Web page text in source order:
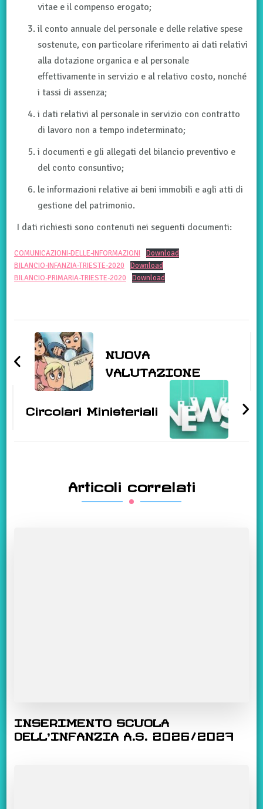
vitae e il compenso erogato;
il conto annuale del personale e delle relative spese
sostenute, con particolare riferimento ai dati relativi
alla dotazione organica e al personale
effettivamente in servizio e al relativo costo, nonché
i tassi di assenza;
i dati relativi al personale in servizio con contratto
di lavoro non a tempo indeterminato;
i documenti e gli allegati del bilancio preventivo e
del conto consuntivo;
le informazioni relative ai beni immobili e agli atti di
gestione del patrimonio.
I dati richiesti sono contenuti nei seguenti documenti:
COMUNICAZIONI-DELLE-INFORMAZIONI
Download
BILANCIO-INFANZIA-TRIESTE-2020
Download
BILANCIO-PRIMARIA-TRIESTE-2020
Download
Navigazione
articoli
NUOVA
VALUTAZIONE
Circolari Ministeriali
Articoli correlati
INSERIMENTO SCUOLA
DELL’INFANZIA A.S. 2026/2027